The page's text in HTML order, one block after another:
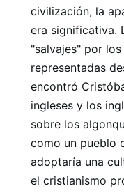
civilización, la
era significativa.
"salvajes" por
representadas
encontró
ingleses y los
sobre los
como un pueblo
adoptaría una
el cristianismo